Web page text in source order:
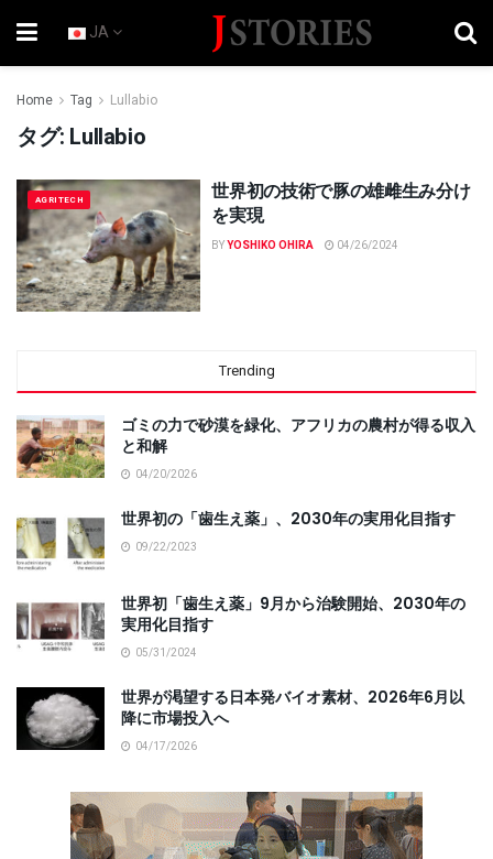
JA
Home Tag Lullabio
タグ: Lullabio
AGRITECH
世界初の技術で豚の雄雌生み分け
を実現
BYYOSHIKO OHIRA 04/26/2024
Trending
ゴミの力で砂漠を緑化、アフリカの農村が得る収入
と和解
04/20/2026
世界初の「歯生え薬」、2030年の実用化目指す
09/22/2023
世界初「歯生え薬」9月から治験開始、2030年の
実用化目指す
05/31/2024
世界が渇望する日本発バイオ素材、2026年6月以
降に市場投入へ
04/17/2026